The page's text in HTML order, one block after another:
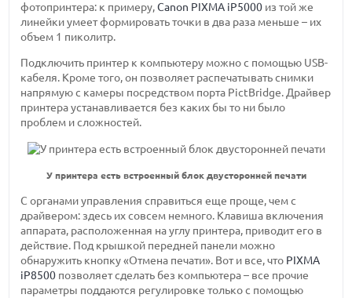
фотопринтера: к примеру,Canon PIXMA iP5000 из той же
линейки умеет формировать точки в два раза меньше – их
объем 1 пиколитр.
Подключить принтер к компьютеру можно с помощью USB-
кабеля. Кроме того, он позволяет распечатывать снимки
напрямую с камеры посредством порта PictBridge. Драйвер
принтера устанавливается без каких бы то ни было
проблем и сложностей.
У принтера есть встроенный блок двусторонней печати
С органами управления справиться еще проще, чем с
драйвером: здесь их совсем немного. Клавиша включения
аппарата, расположенная на углу принтера, приводит его в
действие. Под крышкой передней панели можно
обнаружить кнопку «Отмена печати». Вот и все, что PIXMA
iP8500 позволяет сделать без компьютера – все прочие
параметры поддаются регулировке только с помощью